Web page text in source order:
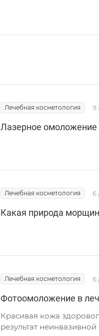
Лечебная косметология 9
Лазерное омоложение
Лечебная косметология 6
Какая природа морщин
Лечебная косметология 6
Фотоомоложение в
Красивая кожа
результат